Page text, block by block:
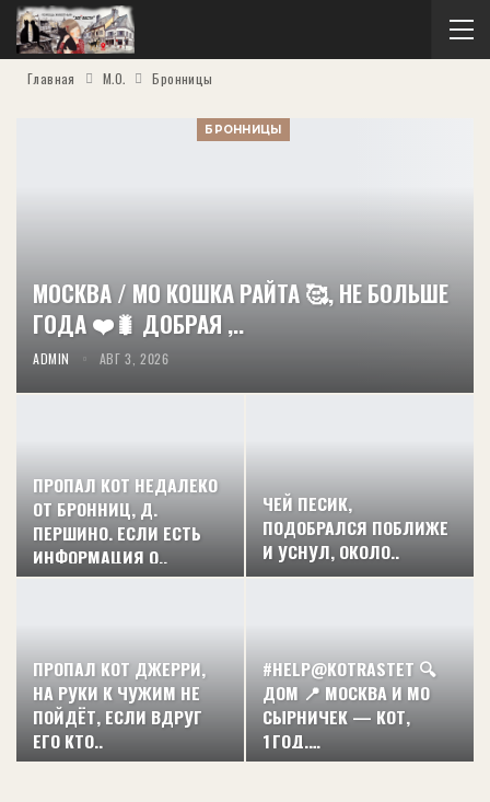
Главная М.О. Бронницы
БРОННИЦЫ
МОСКВА / МО КОШКА РАЙТА 🥰, НЕ БОЛЬШЕ
ГОДА ❤️🐛 ДОБРАЯ ,..
ADMIN АВГ 3, 2026
ПРОПАЛ КОТ НЕДАЛЕКО
ОТ БРОННИЦ, Д.
ПЕРШИНО. ЕСЛИ ЕСТЬ
ИНФОРМАЦИЯ О..
ЧЕЙ ПЕСИК,
ПОДОБРАЛСЯ ПОБЛИЖЕ
И УСНУЛ, ОКОЛО..
ПРОПАЛ КОТ ДЖЕРРИ,
НА РУКИ К ЧУЖИМ НЕ
ПОЙДЁТ, ЕСЛИ ВДРУГ
ЕГО КТО..
#HELP@KOTRASTET 🔍
ДОМ 📍 МОСКВА И МО
СЫРНИЧЕК — КОТ,
1 ГОД.…